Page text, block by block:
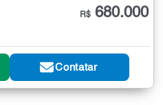
R$ 680.000
Contatar